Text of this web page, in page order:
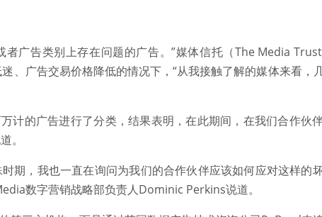
者广告类别上存在问题的广告。”媒体信托（The Media
、广告交易价格降低的情况下，“从我接触了解的媒体来看，
计的广告进行了分类，结果表明，在此期间，在我们合作伙
。
期，我也一直在询问为我们的合作伙伴应该如何应对这样的
数字营销战略部负责人Dominic Perkins说道。